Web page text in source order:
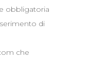
obbligatoria
di
che